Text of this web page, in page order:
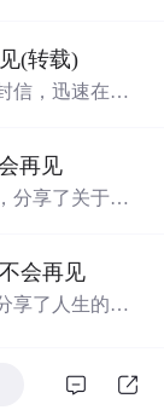
完美幻想
(转载)
信，迅速在网
再见
分享了关于人
会再见
享了人生的智